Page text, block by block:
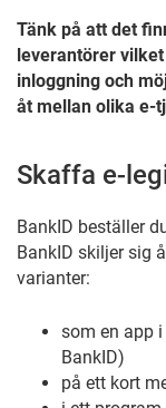
Tänk på att det
leverantörer
inloggning och
åt mellan olika e-
Skaffa e-
BankID beställer
BankID skiljer sig
varianter:
som en app
BankID)
på ett kort